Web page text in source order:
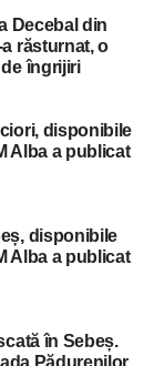
Decebal din
răsturnat, o
îngrijiri
disponibile
Alba a publicat
disponibile
Alba a publicat
în Sebeș.
Pădurenilor